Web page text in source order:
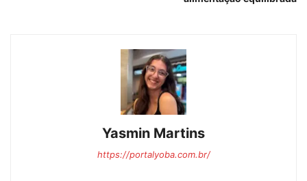
Yasmin Martins
https://portalyoba.com.br/